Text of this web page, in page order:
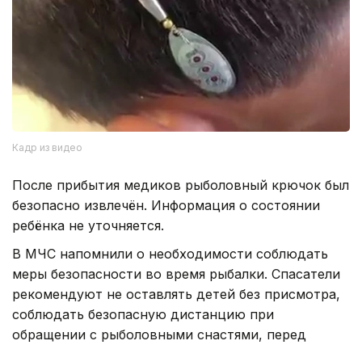
Кадр из видео
После прибытия медиков рыболовный крючок был
безопасно извлечён. Информация о состоянии
ребёнка не уточняется.
В МЧС напомнили о необходимости соблюдать
меры безопасности во время рыбалки. Спасатели
рекомендуют не оставлять детей без присмотра,
соблюдать безопасную дистанцию при
обращении с рыболовными снастями, перед